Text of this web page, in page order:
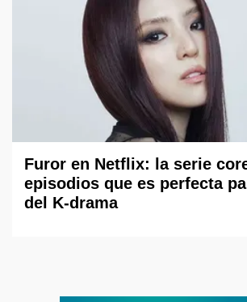
Furor en Netflix: la serie
episodios que es perfecta
del K-drama